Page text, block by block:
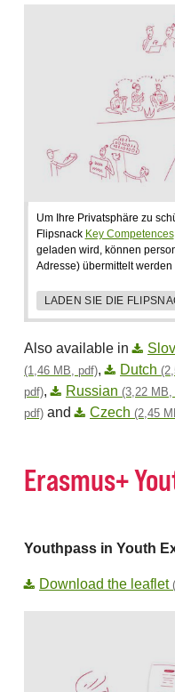
Um Ihre Privatsphäre zu
Flipsnack Key Competences
geladen wird, können
Adresse) übermittelt
LADEN SIE DIE
Also available in
(1,46 MB, pdf), Dutch
pdf), Russian (3,22 MB,
pdf) and Czech (2,45
Erasmus+
Youthpass in Youth
Download the leaflet